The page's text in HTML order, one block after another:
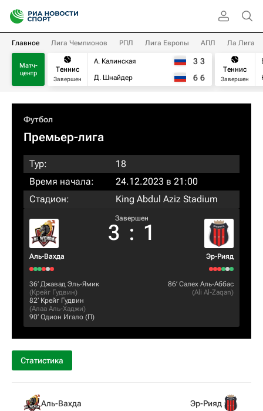
Главное Лига Чемпионов РПЛ Лига Европы АПЛ Ла Лига
Матч-
центр
Теннис
Завершен
А. Калинская
Д. Шнайдер
3 3
6 6
Теннис
Завершен
Футбол
Премьер-лига
Тур:
18
Время начала:
24.12.2023 в 21:00
Стадион:
King Abdul Aziz Stadium
Аль-Вахда
Завершен
3 : 1
Эр-Рияд
36‎’‎ Джавад Эль-Ямик
(Крейг Гудвин)
82‎’‎ Крейг Гудвин
(Алаа Аль-Хаджи)
90‎’‎ Одион Игало (П)
86‎’‎ Салех Аль-Аббас
(Ali Al-Zaqan)
Статистика
Аль-Вахда Эр-Рияд